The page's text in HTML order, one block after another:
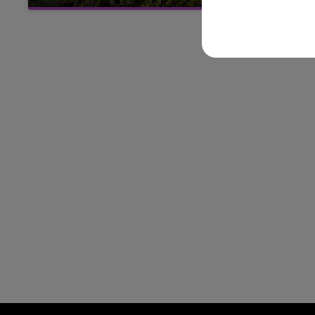
La vendange en Champagne a débuté ce jeudi